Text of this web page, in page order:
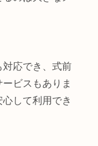
応でき、式前
ビスもありま
して利用でき